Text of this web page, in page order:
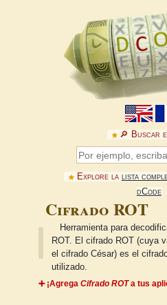
🔎︎ Buscar
Explore la lista
dCode
Cifrado ROT
Herramienta para
ROT. El cifrado ROT (cuya
el cifrado César) es el
utilizado.
➕ ¡Agrega Cifrado ROTa tus